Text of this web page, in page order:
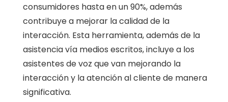
consumidores hasta en un 90%, además
contribuye a mejorar la calidad de la
interacción. Esta herramienta, además de la
asistencia vía medios escritos, incluye a los
asistentes de voz que van mejorando la
interacción y la atención al cliente de manera
significativa.